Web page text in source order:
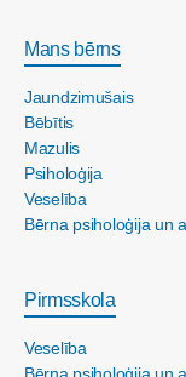
Mans bērns
Jaundzimušais
Bēbītis
Mazulis
Psiholoģija
Veselība
Bērna psiholoģija un
Pirmsskola
Veselība